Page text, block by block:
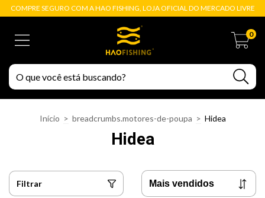
COMPRE SEGURO COM A HAO FISHING, LOJA OFICIAL DO MERCADO LIVRE
0
Início > breadcrumbs.motores-de-poupa > Hidea
Hidea
Filtrar